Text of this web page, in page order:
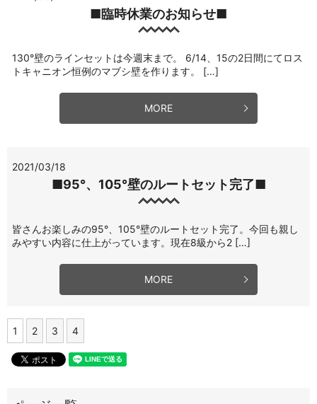
■臨時休業のお知らせ■
130°壁のラインセットは今週末まで。 6/14、15の2日間にてロス
トキャニオン恒例のマブシ壁を作ります。 […]
MORE
2021/03/18
■95°、105°壁のルートセット完了■
皆さんお楽しみの95°、105°壁のルートセット完了。今回も親し
みやすい内容に仕上がっています。現在8級から2 […]
MORE
1 2 3 4